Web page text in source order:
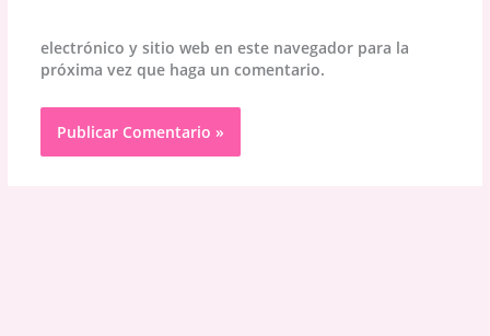
electrónico y sitio web en este navegador para la
próxima vez que haga un comentario.